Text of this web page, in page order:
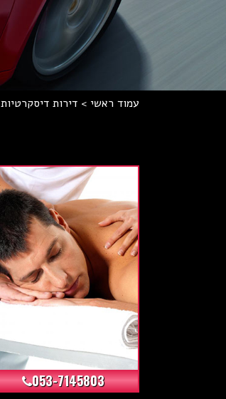
עמוד ראשי > דירות דיסקרטיות
053-7145803